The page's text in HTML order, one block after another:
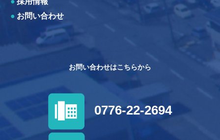
● お問い合わせ
お問い合わせはこちらから
0776-22-2694